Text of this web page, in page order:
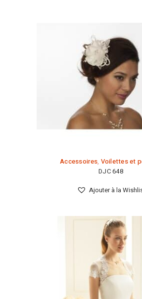
Accessoires, Voilettes et
DJC 648
Ajouter à la